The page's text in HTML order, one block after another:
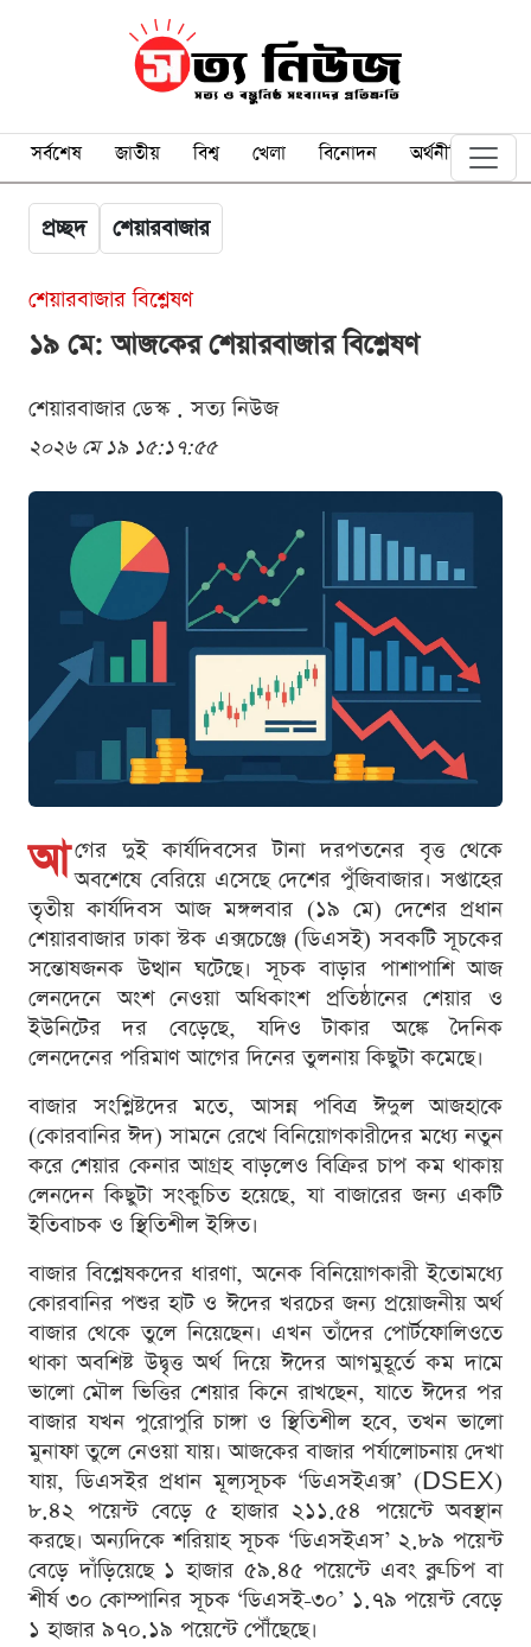
সর্বশেষ জাতীয় বিশ্ব খেলা বিনোদন অর্থনীতি
প্রচ্ছদ শেয়ারবাজার
শেয়ারবাজার বিশ্লেষণ
১৯ মে: আজকের শেয়ারবাজার বিশ্লেষণ
শেয়ারবাজার ডেস্ক . সত্য নিউজ
২০২৬ মে ১৯ ১৫:১৭:৫৫
আ গের দুই কার্যদিবসের টানা দরপতনের বৃত্ত থেকে
অবশেষে বেরিয়ে এসেছে দেশের পুঁজিবাজার। সপ্তাহের
তৃতীয় কার্যদিবস আজ মঙ্গলবার (১৯ মে) দেশের প্রধান
শেয়ারবাজার ঢাকা স্টক এক্সচেঞ্জে (ডিএসই) সবকটি সূচকের
সন্তোষজনক উত্থান ঘটেছে। সূচক বাড়ার পাশাপাশি আজ
লেনদেনে অংশ নেওয়া অধিকাংশ প্রতিষ্ঠানের শেয়ার ও
ইউনিটের দর বেড়েছে, যদিও টাকার অঙ্কে দৈনিক
লেনদেনের পরিমাণ আগের দিনের তুলনায় কিছুটা কমেছে।
বাজার সংশ্লিষ্টদের মতে, আসন্ন পবিত্র ঈদুল আজহাকে
(কোরবানির ঈদ) সামনে রেখে বিনিয়োগকারীদের মধ্যে নতুন
করে শেয়ার কেনার আগ্রহ বাড়লেও বিক্রির চাপ কম থাকায়
লেনদেন কিছুটা সংকুচিত হয়েছে, যা বাজারের জন্য একটি
ইতিবাচক ও স্থিতিশীল ইঙ্গিত।
বাজার বিশ্লেষকদের ধারণা, অনেক বিনিয়োগকারী ইতোমধ্যে
কোরবানির পশুর হাট ও ঈদের খরচের জন্য প্রয়োজনীয় অর্থ
বাজার থেকে তুলে নিয়েছেন। এখন তাঁদের পোর্টফোলিওতে
থাকা অবশিষ্ট উদ্বৃত্ত অর্থ দিয়ে ঈদের আগমুহূর্তে কম দামে
ভালো মৌল ভিত্তির শেয়ার কিনে রাখছেন, যাতে ঈদের পর
বাজার যখন পুরোপুরি চাঙ্গা ও স্থিতিশীল হবে, তখন ভালো
মুনাফা তুলে নেওয়া যায়। আজকের বাজার পর্যালোচনায় দেখা
যায়, ডিএসইর প্রধান মূল্যসূচক ‘ডিএসইএক্স’ (DSEX)
৮.৪২ পয়েন্ট বেড়ে ৫ হাজার ২১১.৫৪ পয়েন্টে অবস্থান
করছে। অন্যদিকে শরিয়াহ সূচক ‘ডিএসইএস’ ২.৮৯ পয়েন্ট
বেড়ে দাঁড়িয়েছে ১ হাজার ৫৯.৪৫ পয়েন্টে এবং ব্লু-চিপ বা
শীর্ষ ৩০ কোম্পানির সূচক ‘ডিএসই-৩০’ ১.৭৯ পয়েন্ট বেড়ে
১ হাজার ৯৭০.১৯ পয়েন্টে পৌঁছেছে।